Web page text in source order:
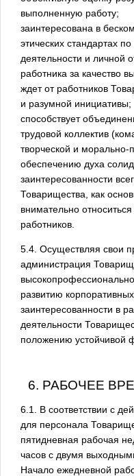
выполненную работу;
заинтересована в
этических стандартах
деятельности и личной
работника за качество
ждет от работников
и разумной инициативы;
способствует
трудовой коллектив
творческой и морально-
обеспечению духа
заинтересованности
Товарищества, как
внимательно
работников.
5.4. Осуществляя свои
администрация
развитию
заинтересованности в
деятельности
положению устойчивой
6. РАБОЧЕЕ
6.1. В соответствии с
для персонала
пятидневная рабочая
часов с двумя
Начало ежедневной